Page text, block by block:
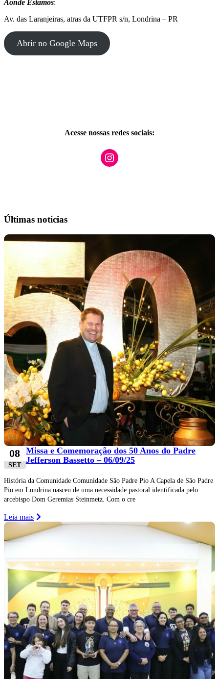
Aonde Estamos:
Av. das Laranjeiras, atras da UTFPR s/n, Londrina – PR
Abrir no Google Maps
Acesse nossas redes sociais:
Instagram
Últimas notícias
08
SET
Missa e Comemoração dos 50 Anos do Padre
Jefferson Bassetto – 06/09/25
História da Comunidade Comunidade São Padre Pio A Capela de São Padre
Pio em Londrina nasceu de uma necessidade pastoral identificada pelo
arcebispo Dom Geremias Steinmetz. Com o cre
Leia mais